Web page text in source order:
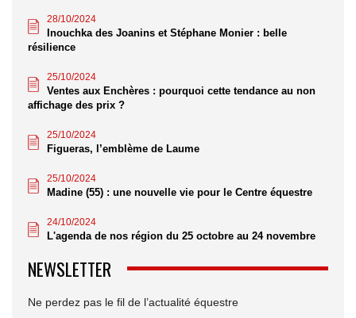
28/10/2024
Inouchka des Joanins et Stéphane Monier : belle
résilience
25/10/2024
Ventes aux Enchères : pourquoi cette tendance au non
affichage des prix ?
25/10/2024
Figueras, l’emblème de Laume
25/10/2024
Madine (55) : une nouvelle vie pour le Centre équestre
24/10/2024
L'agenda de nos région du 25 octobre au 24 novembre
NEWSLETTER
Ne perdez pas le fil de l’actualité équestre